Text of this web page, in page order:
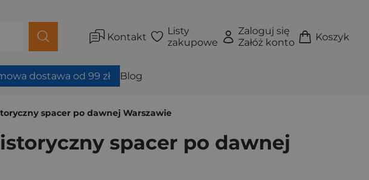
Kontakt
Listy
zakupowe
Zaloguj się
Załóż konto
Koszyk
dostawa od 99 zł Blog
spacer po dawnej Warszawie
spacer po dawnej